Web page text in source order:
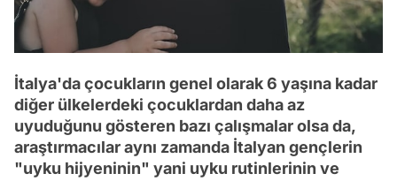
İtalya'da çocukların genel olarak 6 yaşına kadar
diğer ülkelerdeki çocuklardan daha az
uyuduğunu gösteren bazı çalışmalar olsa da,
araştırmacılar aynı zamanda İtalyan gençlerin
"uyku hijyeninin" yani uyku rutinlerinin ve